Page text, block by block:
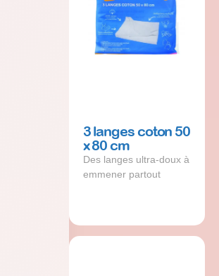
3 langes coton 50
x 80 cm
Des langes ultra-doux à
emmener partout